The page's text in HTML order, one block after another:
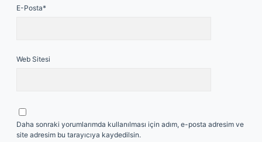
E-Posta*
Web Sitesi
Daha sonraki yorumlarımda kullanılması için adım, e-posta adresim ve
site adresim bu tarayıcıya kaydedilsin.